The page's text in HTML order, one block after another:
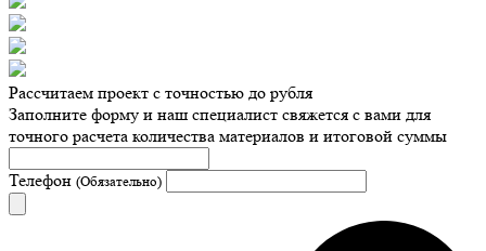
Рассчитаем проект с точностью до рубля
Заполните форму и наш специалист свяжется с вами для
точного расчета количества материалов и итоговой суммы
Телефон (Обязательно)